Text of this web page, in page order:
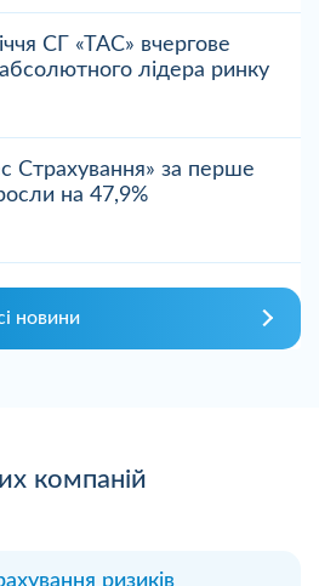
СГ «ТАС» вчергове
лідера ринку
Страхування» за перше
на 47,9%
новини
компаній
ризиків